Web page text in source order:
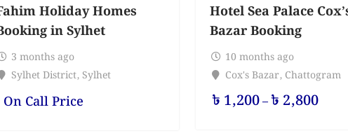
Holiday Homes
in Sylhet
3 months ago
Sylhet District, Sylhet
On Call Price
Hotel Sea Palace
Bazar Booking
10 months ago
Cox's Bazar, Chattogram
৳ 1,200–৳ 2,800